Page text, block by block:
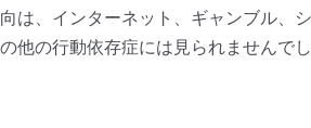
向は、インターネット、ギャンブル、
の他の行動依存症には見られませんでし